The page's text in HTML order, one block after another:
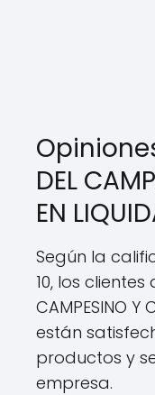
DEL
EN
Según la
10, los clientes
CAMPESINO Y
están
productos y
empresa.